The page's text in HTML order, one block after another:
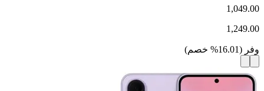
1,049.00
1,249.00
وفر (
16.01
% خصم)